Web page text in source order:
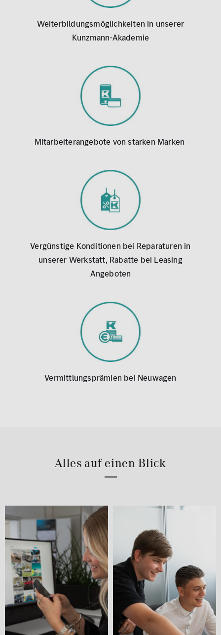
Weiterbildungsmöglichkeiten in unserer
Kunzmann-Akademie
Mitarbeiterangebote von starken Marken
Vergünstige Konditionen bei Reparaturen in
unserer Werkstatt, Rabatte bei Leasing
Angeboten
Vermittlungsprämien bei Neuwagen
Alles auf einen Blick